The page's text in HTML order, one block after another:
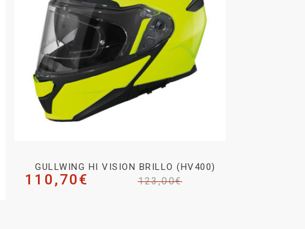
GULLWING HI VISION BRILLO (HV400)
123,00€
110,70€